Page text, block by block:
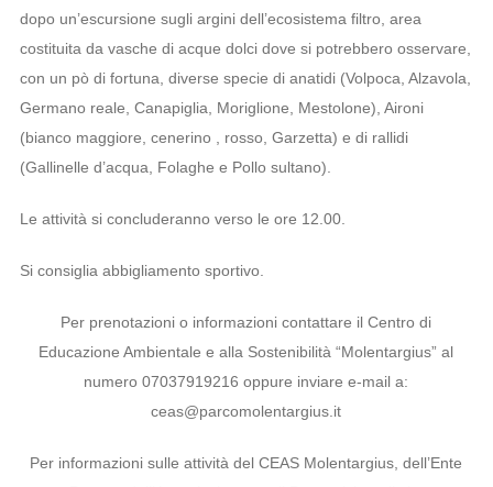
dopo un’escursione sugli argini dell’ecosistema filtro, area
costituita da vasche di acque dolci dove si potrebbero osservare,
con un pò di fortuna, diverse specie di anatidi (Volpoca, Alzavola,
Germano reale, Canapiglia, Moriglione, Mestolone), Aironi
(bianco maggiore, cenerino , rosso, Garzetta) e di rallidi
(Gallinelle d’acqua, Folaghe e Pollo sultano).
Le attività si concluderanno verso le ore 12.00.
Si consiglia abbigliamento sportivo.
Per prenotazioni o informazioni contattare il Centro di
Educazione Ambientale e alla Sostenibilità “Molentargius” al
numero 07037919216 oppure inviare e-mail a:
ceas@parcomolentargius.it
Per informazioni sulle attività del CEAS Molentargius, dell’Ente